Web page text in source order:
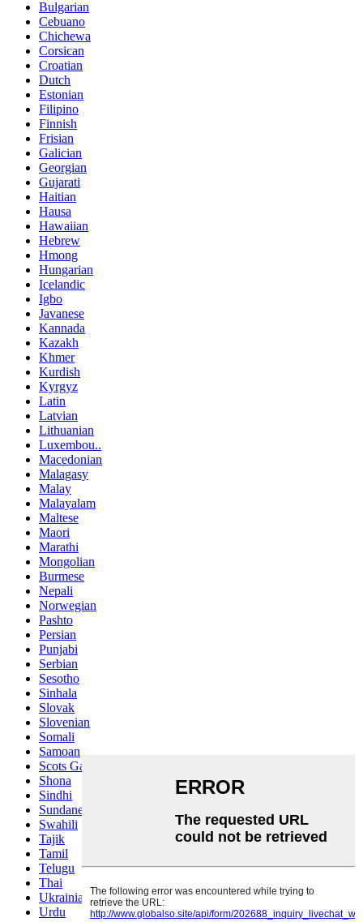
Bulgarian
Cebuano
Chichewa
Corsican
Croatian
Dutch
Estonian
Filipino
Finnish
Frisian
Galician
Georgian
Gujarati
Haitian
Hausa
Hawaiian
Hebrew
Hmong
Hungarian
Icelandic
Igbo
Javanese
Kannada
Kazakh
Khmer
Kurdish
Kyrgyz
Latin
Latvian
Lithuanian
Luxembou..
Macedonian
Malagasy
Malay
Malayalam
Maltese
Maori
Marathi
Mongolian
Burmese
Nepali
Norwegian
Pashto
Persian
Punjabi
Serbian
Sesotho
Sinhala
Slovak
Slovenian
Somali
Samoan
Scots Gaelic
Shona
Sindhi
Sundanese
Swahili
Tajik
Tamil
Telugu
Thai
Ukrainian
Urdu